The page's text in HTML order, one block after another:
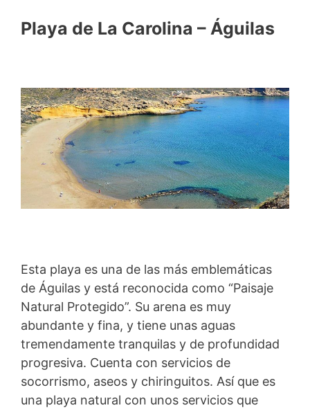
Playa de La Carolina – Águilas
Esta playa es una de las más emblemáticas
de Águilas y está reconocida como “Paisaje
Natural Protegido”. Su arena es muy
abundante y fina, y tiene unas aguas
tremendamente tranquilas y de profundidad
progresiva. Cuenta con servicios de
socorrismo, aseos y chiringuitos. Así que es
una playa natural con unos servicios que